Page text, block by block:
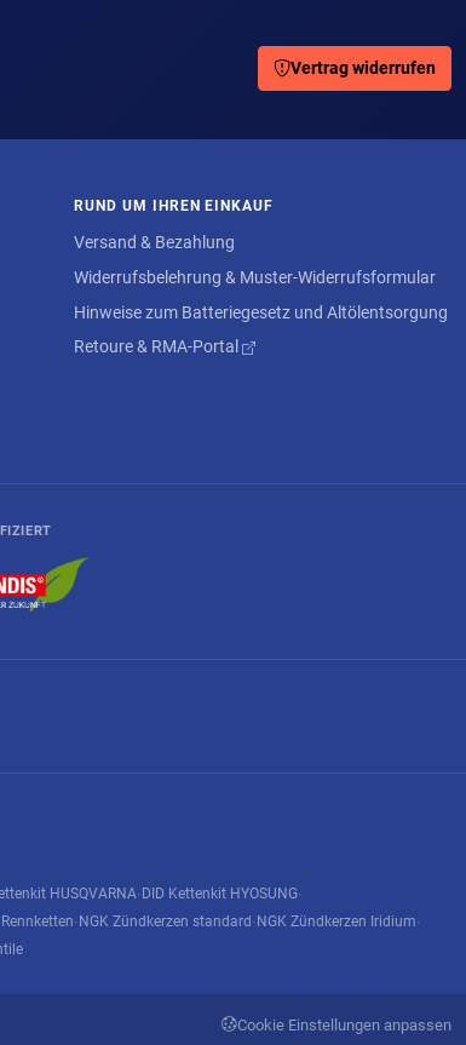
Vertrag widerrufen
RUND UM IHREN EINKAUF
Versand & Bezahlung
Widerrufsbelehrung & Muster-Widerrufsformular
Hinweise zum Batteriegesetz und Altölentsorgung
Retoure & RMA-Portal
HUSQVARNA· DID Kettenkit HYOSUNG·
· NGK Zündkerzen standard· NGK Zündkerzen Iridium·
Cookie Einstellungen anpassen